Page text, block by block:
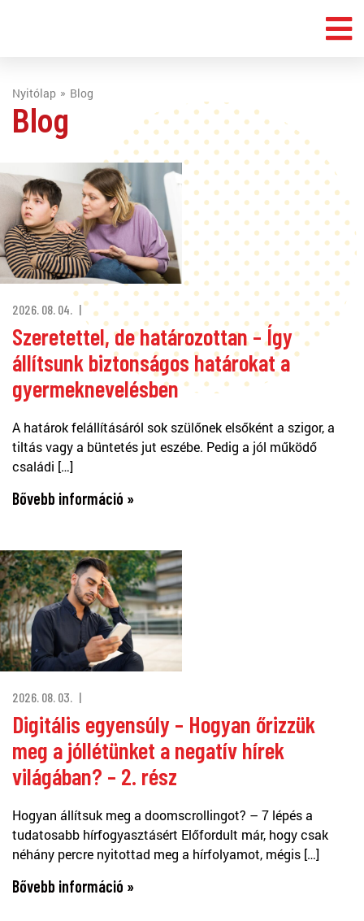
Nyitólap Blog
Blog
2026. 08. 04.
Szeretettel, de határozottan – Így
állítsunk biztonságos határokat a
gyermeknevelésben
A határok felállításáról sok szülőnek elsőként a szigor, a
tiltás vagy a büntetés jut eszébe. Pedig a jól működő
családi […]
Bővebb információ »
2026. 08. 03.
Digitális egyensúly – Hogyan őrizzük
meg a jóllétünket a negatív hírek
világában? – 2. rész
Hogyan állítsuk meg a doomscrollingot? – 7 lépés a
tudatosabb hírfogyasztásért Előfordult már, hogy csak
néhány percre nyitottad meg a hírfolyamot, mégis […]
Bővebb információ »